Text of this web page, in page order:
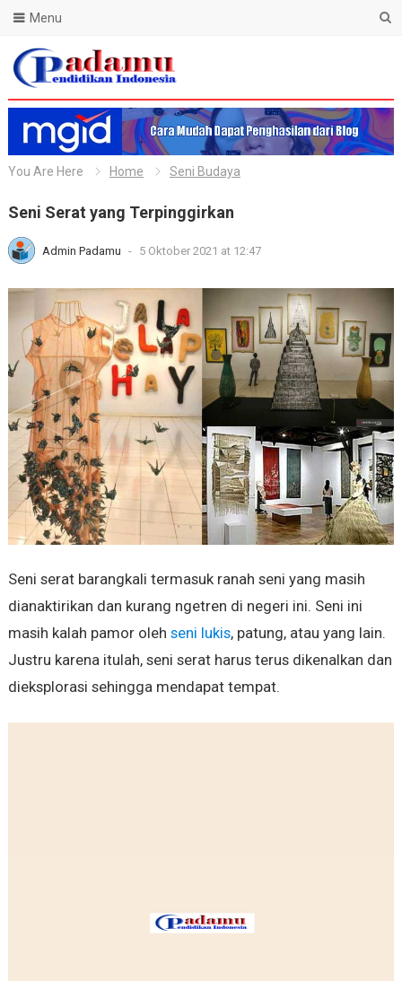
Blog Padamu
Menu
You Are Here Home Seni Budaya
Seni Serat yang Terpinggirkan
Admin Padamu - 5 Oktober 2021 at 12:47
Seni serat barangkali termasuk ranah seni yang masih
dianaktirikan dan kurang ngetren di negeri ini. Seni ini
masih kalah pamor oleh seni lukis, patung, atau yang lain.
Justru karena itulah, seni serat harus terus dikenalkan dan
dieksplorasi sehingga mendapat tempat.